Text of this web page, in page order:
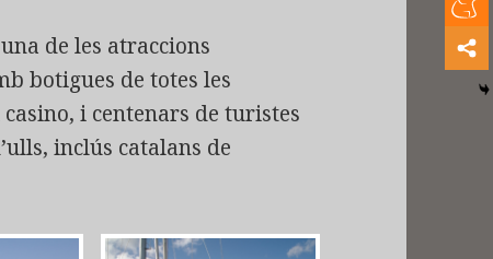
de les atraccions
botigues de totes les
i centenars de turistes
inclús catalans de